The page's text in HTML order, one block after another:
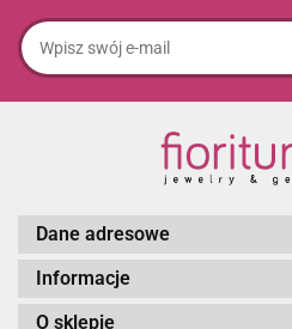
Dane adresowe
Informacje
O sklepie